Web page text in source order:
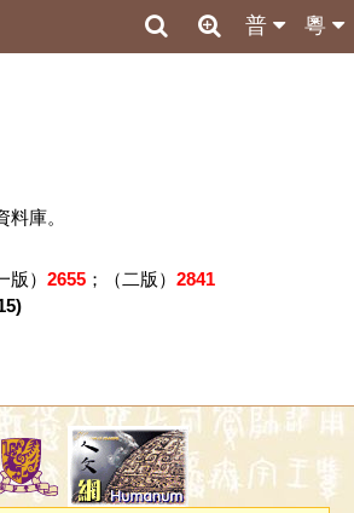
粵
普
料庫。
） 2655；（二版） 2841